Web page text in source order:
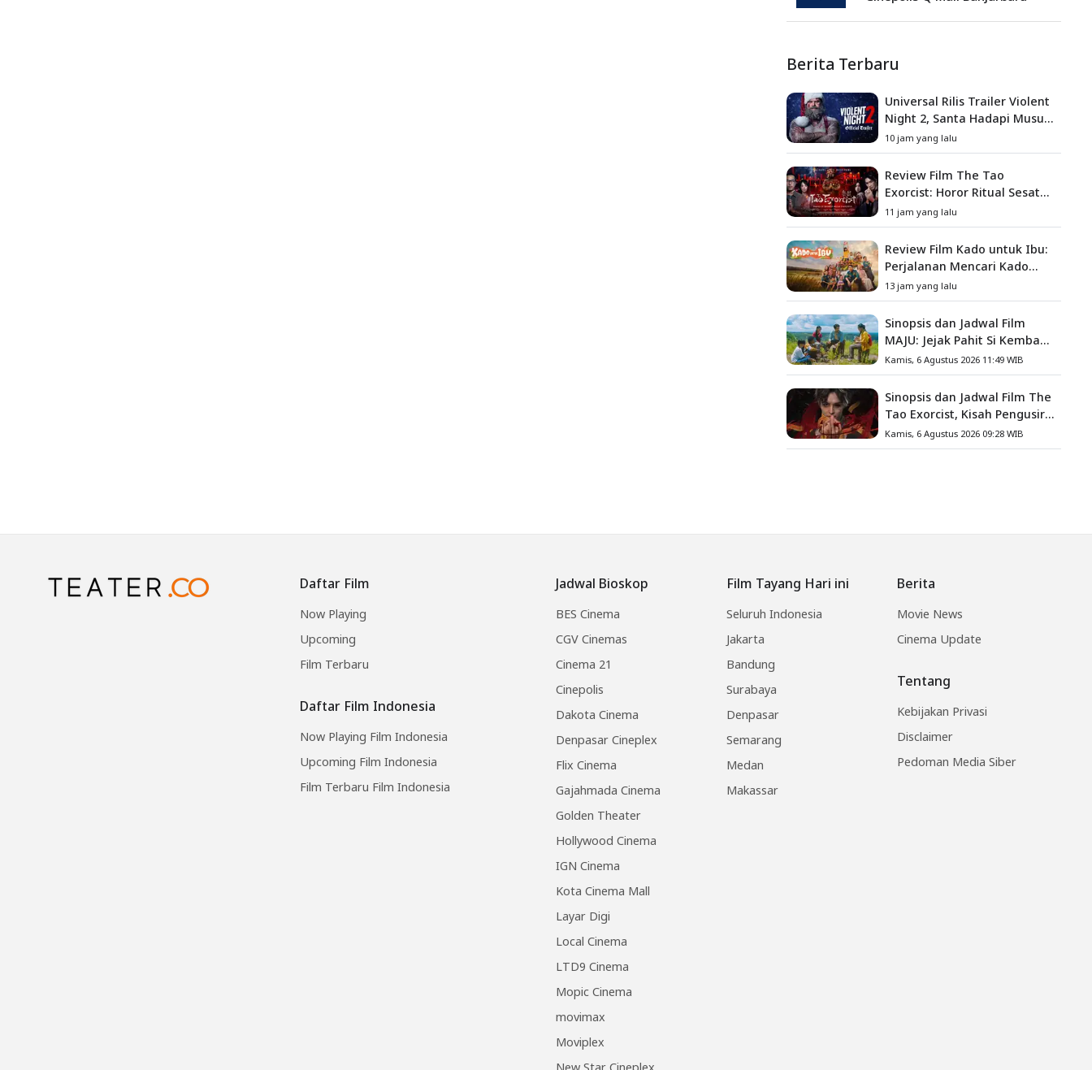
Berita Terbaru
Universal Rilis Trailer Violent
Night 2, Santa Hadapi Musuh
Baru
10 jam yang lalu
Review Film The Tao
Exorcist: Horor Ritual Sesat
Taiwan yang Penuh Misteri
dan Teror Psikologis
11 jam yang lalu
Review Film Kado untuk Ibu:
Perjalanan Mencari Kado
yang Mengajarkan Arti
Keluarga
13 jam yang lalu
Sinopsis dan Jadwal Film
MAJU: Jejak Pahit Si Kembang
Gula, Misteri Hilangnya
Bagas di Lokasi Jambore
Kamis, 6 Agustus 2026 11:49 WIB
Sinopsis dan Jadwal Film The
Tao Exorcist, Kisah Pengusir
Setan Melawan Kutukan
Mematikan
Kamis, 6 Agustus 2026 09:28 WIB
Daftar Film
Now Playing
Upcoming
Film Terbaru
Daftar Film Indonesia
Now Playing Film Indonesia
Upcoming Film Indonesia
Film Terbaru Film Indonesia
Jadwal Bioskop
BES Cinema
CGV Cinemas
Cinema 21
Cinepolis
Dakota Cinema
Denpasar Cineplex
Flix Cinema
Gajahmada Cinema
Golden Theater
Hollywood Cinema
IGN Cinema
Kota Cinema Mall
Layar Digi
Local Cinema
LTD9 Cinema
Mopic Cinema
movimax
Moviplex
New Star Cineplex
Film Tayang Hari ini
Seluruh Indonesia
Jakarta
Bandung
Surabaya
Denpasar
Semarang
Medan
Makassar
Berita
Movie News
Cinema Update
Tentang
Kebijakan Privasi
Disclaimer
Pedoman Media Siber